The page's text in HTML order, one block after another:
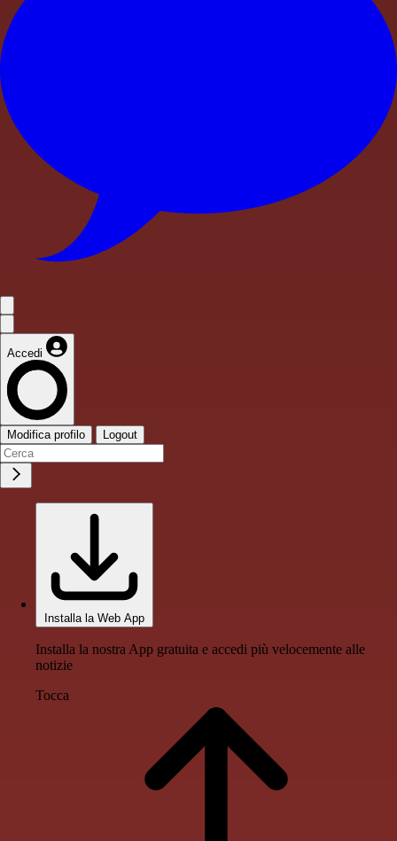
Accedi
Modifica profilo Logout
Installa la Web App
Installa la nostra App gratuita e accedi più velocemente alle
notizie
Tocca